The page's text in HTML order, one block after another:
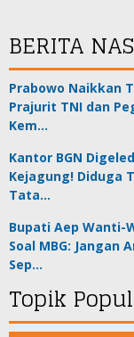
BERITA
Prabowo Naikkan
Prajurit TNI dan
Kem…
Kantor BGN
Kejagung! Diduga
Tata…
Bupati Aep Wanti-
Soal MBG: Jangan
Sep…
Topik